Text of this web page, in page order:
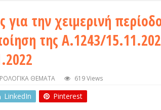
την χειμερινή
της Α.1243/
ΘΕΜΑΤΑ 619 Views
LinkedIn Pinterest